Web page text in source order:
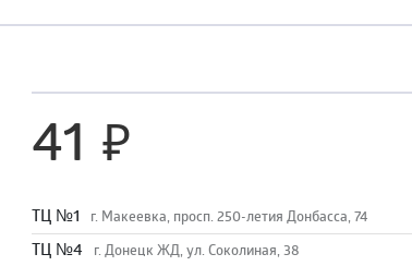
41
TЦ №1 г. Макеевка, просп. 250-летия Донбасса, 74
TЦ №4 г. Донецк ЖД, ул. Соколиная, 38